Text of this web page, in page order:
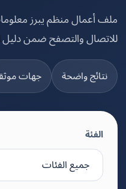
منظم يبرز معلومات
والتصفح ضمن دليل
واضحة جهات موثقة